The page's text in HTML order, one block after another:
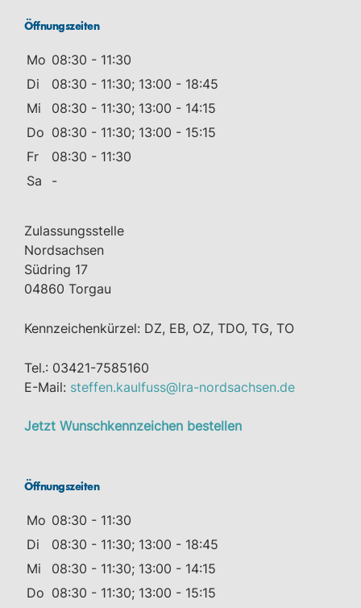
Öffnungszeiten
Mo 08:30 - 11:30
Di
08:30 - 11:30; 13:00 - 18:45
Mi
08:30 - 11:30; 13:00 - 14:15
Do 08:30 - 11:30; 13:00 - 15:15
Fr
08:30 - 11:30
Sa
-
Zulassungsstelle
Nordsachsen
Südring 17
04860 Torgau
Kennzeichenkürzel: DZ, EB, OZ, TDO, TG, TO
Tel.: 03421-7585160
E-Mail: steffen.kaulfuss@lra-nordsachsen.de
Jetzt Wunschkennzeichen bestellen
Öffnungszeiten
Mo 08:30 - 11:30
Di
08:30 - 11:30; 13:00 - 18:45
Mi
08:30 - 11:30; 13:00 - 14:15
Do 08:30 - 11:30; 13:00 - 15:15